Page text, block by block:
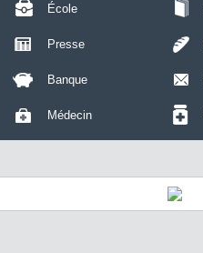
École
Presse
Banque
Médecin